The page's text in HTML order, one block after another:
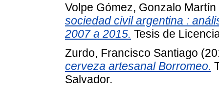
Volpe Gómez, Gonzalo Martín
sociedad civil argentina :
2007 a 2015. Tesis de
Zurdo, Francisco Santiago
cerveza artesanal Borromeo.
Salvador.